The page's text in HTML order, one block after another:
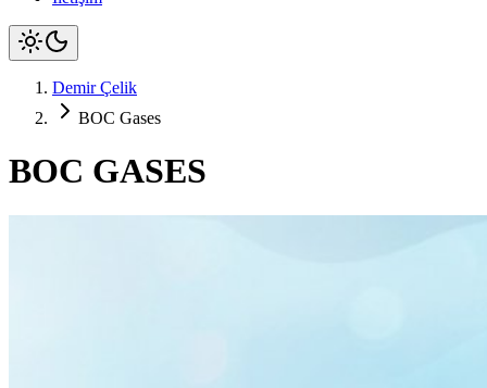
Demir Çelik
BOC Gases
BOC GASES